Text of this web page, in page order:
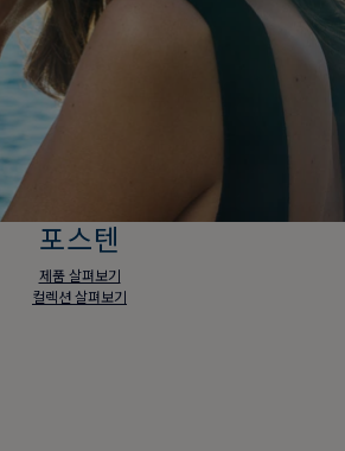
포스텐
제품 살펴보기
컬렉션 살펴보기